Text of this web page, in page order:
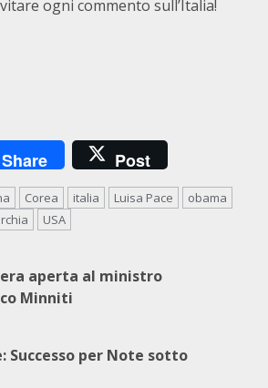
ogni commento sull’Italia!
Share Post
Corea italia Luisa Pace
obama
USA
aperta al ministro
Minniti
Successo per Note sotto